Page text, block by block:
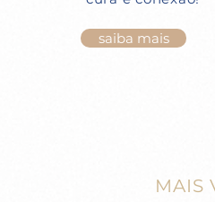
saiba mais
MAIS